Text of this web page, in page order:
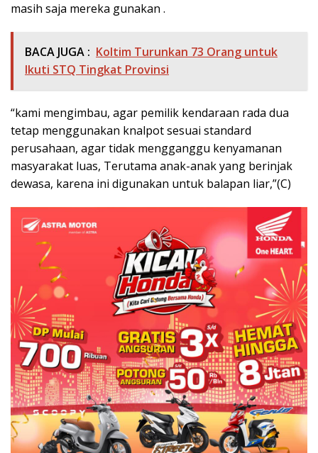
masih saja mereka gunakan .
BACA JUGA : Koltim Turunkan 73 Orang untuk
Ikuti STQ Tingkat Provinsi
“kami mengimbau, agar pemilik kendaraan rada dua
tetap menggunakan knalpot sesuai standard
perusahaan, agar tidak mengganggu kenyamanan
masyarakat luas, Terutama anak-anak yang berinjak
dewasa, karena ini digunakan untuk balapan liar,”(C)